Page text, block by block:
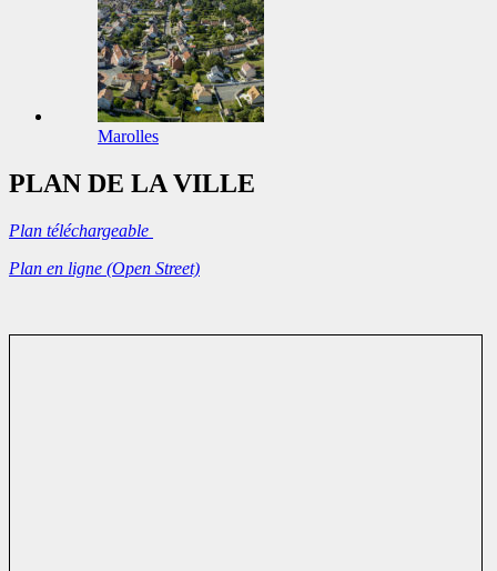
Marolles
PLAN DE LA VILLE
Plan téléchargeable
Plan en ligne (Open Street)